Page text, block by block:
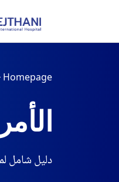
Homepage
دليل شامل